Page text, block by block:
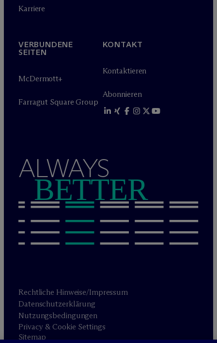
Karriere
VERBUNDENE
SEITEN
McDermott+
Farragut Square Group
KONTAKT
Kontaktieren
Abonnieren
ALWAYS
BETTER
Rechtliche Hinweise/Impressum
Datenschutzerklärung
Nutzungsbedingungen
Privacy & Cookie Settings
Sitemap